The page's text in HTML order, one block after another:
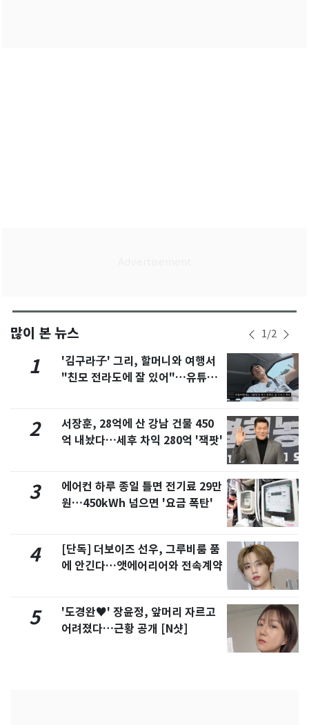
많이 본 뉴스 1/2
1
'김구라子' 그리, 할머니와 여행서
"친모 전라도에 잘 있어"…유튜브
2
서장훈, 28억에 산 강남 건물 450
억 내놨다…세후 차익 280억 '잭팟'
3
에어컨 하루 종일 틀면 전기료 29만
원…450kWh 넘으면 '요금 폭탄'
4
[단독] 더보이즈 선우, 그루비룸 품
에 안긴다…앳에어리어와 전속계약
5
'도경완♥' 장윤정, 앞머리 자르고
어려졌다…근황 공개 [N샷]